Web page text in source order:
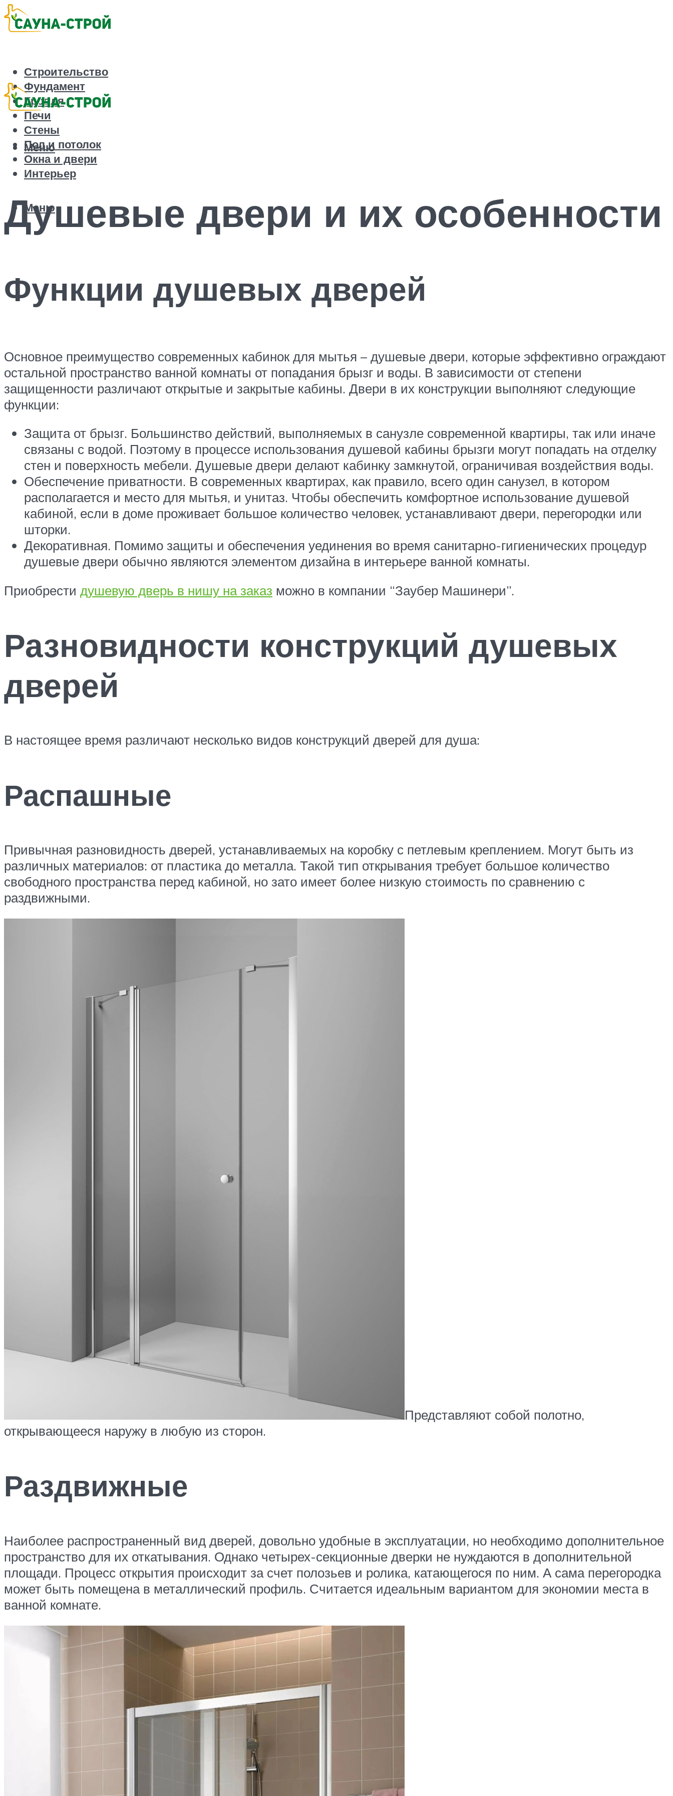
Строительство
Фундамент
Кровля
Печи
Стены
Пол и потолок
Окна и двери
Интерьер
Меню
Меню
Душевые двери и их особенности
Функции душевых дверей
Основное преимущество современных кабинок для мытья – душевые двери, которые эффективно ограждают
остальной пространство ванной комнаты от попадания брызг и воды. В зависимости от степени
защищенности различают открытые и закрытые кабины. Двери в их конструкции выполняют следующие
функции:
Защита от брызг. Большинство действий, выполняемых в санузле современной квартиры, так или иначе
связаны с водой. Поэтому в процессе использования душевой кабины брызги могут попадать на отделку
стен и поверхность мебели. Душевые двери делают кабинку замкнутой, ограничивая воздействия воды.
Обеспечение приватности. В современных квартирах, как правило, всего один санузел, в котором
располагается и место для мытья, и унитаз. Чтобы обеспечить комфортное использование душевой
кабиной, если в доме проживает большое количество человек, устанавливают двери, перегородки или
шторки.
Декоративная. Помимо защиты и обеспечения уединения во время санитарно-гигиенических процедур
душевые двери обычно являются элементом дизайна в интерьере ванной комнаты.
Приобрести душевую дверь в нишу на заказ можно в компании “Заубер Машинери”.
Разновидности конструкций душевых
дверей
В настоящее время различают несколько видов конструкций дверей для душа:
Распашные
Привычная разновидность дверей, устанавливаемых на коробку с петлевым креплением. Могут быть из
различных материалов: от пластика до металла. Такой тип открывания требует большое количество
свободного пространства перед кабиной, но зато имеет более низкую стоимость по сравнению с
раздвижными.
Представляют собой полотно,
открывающееся наружу в любую из сторон.
Раздвижные
Наиболее распространенный вид дверей, довольно удобные в эксплуатации, но необходимо дополнительное
пространство для их откатывания. Однако четырех-секционные дверки не нуждаются в дополнительной
площади. Процесс открытия происходит за счет полозьев и ролика, катающегося по ним. А сама перегородка
может быть помещена в металлический профиль. Считается идеальным вариантом для экономии места в
ванной комнате.